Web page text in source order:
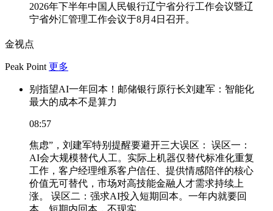
2026年下半年中国人民银行辽宁省分行工作会议暨辽
宁省外汇管理工作会议于8月4日召开。
金视点
Peak Point 更多
别指望AI一年回本！邮储银行原行长刘建军：智能化
最大的成本不是算力
08:57
焦虑”，刘建军特别提醒要避开三大误区： 误区一：
AI会大规模替代人工。实际上机器仅替代标准化重复
工作，客户经理维系客户信任、提供情感陪伴的核心
价值无可替代，市场对高技能金融人才需求持续上
涨。 误区二：强求AI投入短期回本。一年内就要回
本、短期内回本，不现实。